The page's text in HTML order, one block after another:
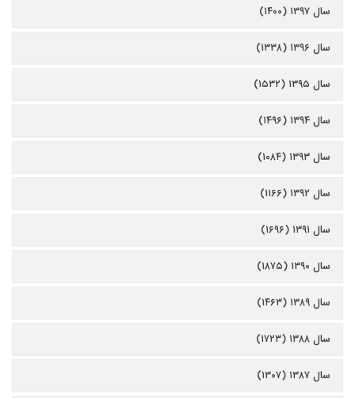
سال ۱۳۹۷ (۱۴۰۰)
سال ۱۳۹۶ (۱۳۳۸)
سال ۱۳۹۵ (۱۵۳۲)
سال ۱۳۹۴ (۱۴۹۶)
سال ۱۳۹۳ (۱۰۸۴)
سال ۱۳۹۲ (۱۱۶۶)
سال ۱۳۹۱ (۱۶۹۶)
سال ۱۳۹۰ (۱۸۷۵)
سال ۱۳۸۹ (۱۴۶۳)
سال ۱۳۸۸ (۱۷۲۳)
سال ۱۳۸۷ (۱۳۰۷)